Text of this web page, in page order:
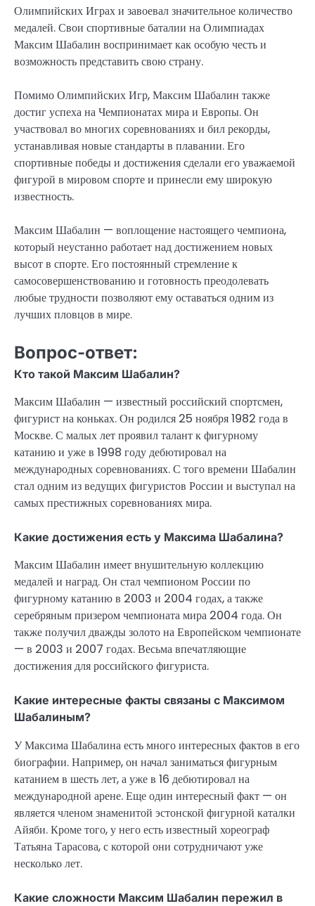
Олимпийских Играх и завоевал значительное количество
медалей. Свои спортивные баталии на Олимпиадах
Максим Шабалин воспринимает как особую честь и
возможность представить свою страну.
Помимо Олимпийских Игр, Максим Шабалин также
достиг успеха на Чемпионатах мира и Европы. Он
участвовал во многих соревнованиях и бил рекорды,
устанавливая новые стандарты в плавании. Его
спортивные победы и достижения сделали его уважаемой
фигурой в мировом спорте и принесли ему широкую
известность.
Максим Шабалин — воплощение настоящего чемпиона,
который неустанно работает над достижением новых
высот в спорте. Его постоянный стремление к
самосовершенствованию и готовность преодолевать
любые трудности позволяют ему оставаться одним из
лучших пловцов в мире.
Вопрос-ответ:
Кто такой Максим Шабалин?
Максим Шабалин — известный российский спортсмен,
фигурист на коньках. Он родился 25 ноября 1982 года в
Москве. С малых лет проявил талант к фигурному
катанию и уже в 1998 году дебютировал на
международных соревнованиях. С того времени Шабалин
стал одним из ведущих фигуристов России и выступал на
самых престижных соревнованиях мира.
Какие достижения есть у Максима Шабалина?
Максим Шабалин имеет внушительную коллекцию
медалей и наград. Он стал чемпионом России по
фигурному катанию в 2003 и 2004 годах, а также
серебряным призером чемпионата мира 2004 года. Он
также получил дважды золото на Европейском чемпионате
— в 2003 и 2007 годах. Весьма впечатляющие
достижения для российского фигуриста.
Какие интересные факты связаны с Максимом
Шабалиным?
У Максима Шабалина есть много интересных фактов в его
биографии. Например, он начал заниматься фигурным
катанием в шесть лет, а уже в 16 дебютировал на
международной арене. Еще один интересный факт — он
является членом знаменитой эстонской фигурной каталки
Айяби. Кроме того, у него есть известный хореограф
Татьяна Тарасова, с которой они сотрудничают уже
несколько лет.
Какие сложности Максим Шабалин пережил в